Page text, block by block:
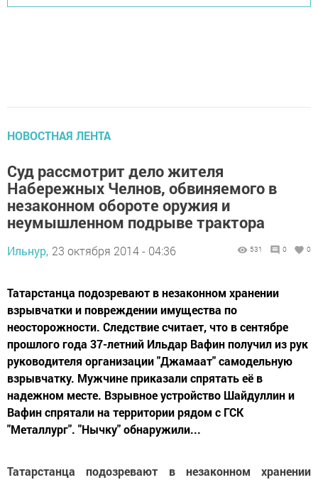
НОВОСТНАЯ ЛЕНТА
Суд рассмотрит дело жителя
Набережных Челнов, обвиняемого в
незаконном обороте оружия и
неумышленном подрыве трактора
Ильнур, 23 октября 2014 - 04:36 531 0 0
Татарстанца подозревают в незаконном хранении
взрывчатки и повреждении имущества по
неосторожности. Следствие считает, что в сентябре
прошлого года 37-летний Ильдар Вафин получил из рук
руководителя организации "Джамаат" самодельную
взрывчатку. Мужчине приказали спрятать её в
надежном месте. Взрывное устройство Шайдуллин и
Вафин спрятали на территории рядом с ГСК
"Металлург". "Нычку" обнаружили...
Татарстанца подозревают в незаконном хранении